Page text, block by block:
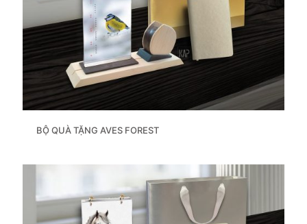
BỘ QUÀ TẶNG AVES FOREST